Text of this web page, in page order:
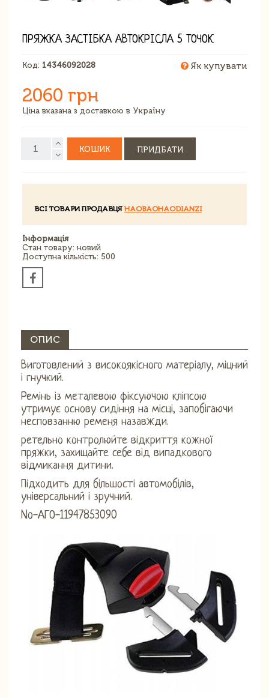
ПРЯЖКА ЗАСТІБКА АВТОКРІСЛА 5 ТОЧОК
Код: 14346092028 Як купувати
2060 грн
Ціна вказана з доставкою в Україну
КОШИК ПРИДБАТИ
ВСІ ТОВАРИ ПРОДАВЦЯ HAOBAOHAODIANZI
Інформація
Стан товару: новий
Доступна кількість: 500
ОПИС
Виготовлений з високоякісного матеріалу, міцний
і гнучкий.
Ремінь із металевою фіксуючою кліпсою
утримує основу сидіння на місці, запобігаючи
несповзанню ременя назавжди.
ретельно контролюйте відкриття кожної
пряжки, захищайте себе від випадкового
відмикання дитини.
Підходить для більшості автомобілів,
універсальний і зручний.
No-АГО-11947853090